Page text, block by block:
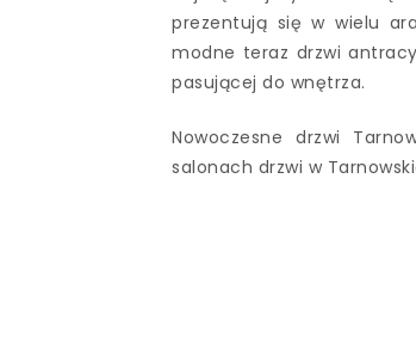
prezentują się w wielu
modne teraz drzwi
pasującej do wnętrza.
Nowoczesne drzwi
salonach drzwi w